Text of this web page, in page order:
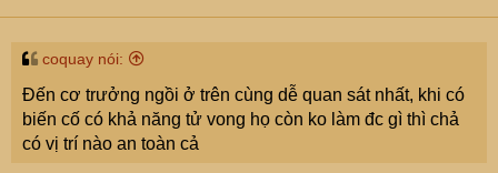
coquay nói:
Đến cơ trưởng ngồi ở trên cùng dễ quan sát nhất, khi có
biến cố có khả năng tử vong họ còn ko làm đc gì thì chả
có vị trí nào an toàn cả